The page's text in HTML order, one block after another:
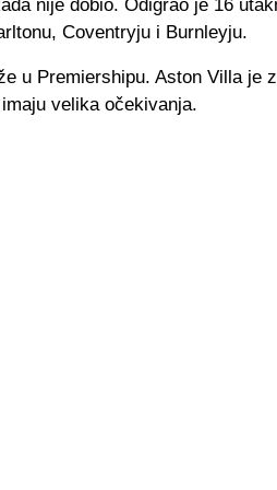
nije dobio. Odigrao je 16
Coventryju i Burnleyju.
u Premiershipu. Aston Villa je
velika očekivanja.